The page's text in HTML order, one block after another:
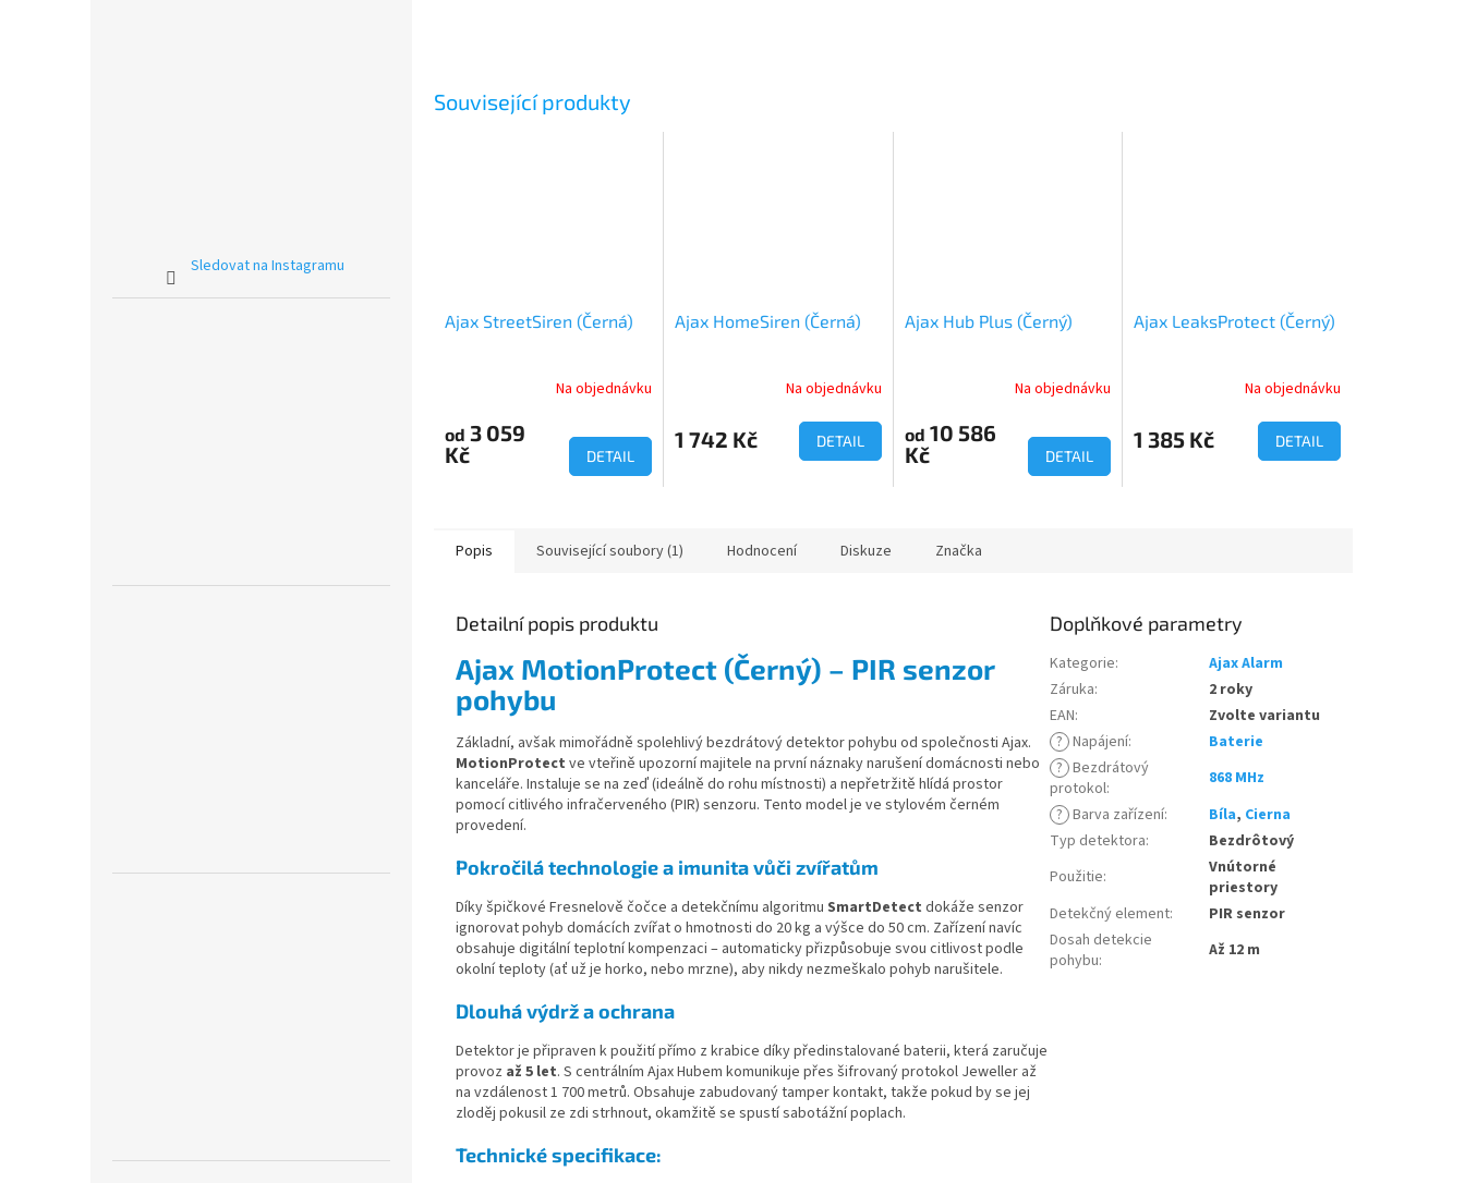
Sledovat na Instagramu
Související produkty
Ajax StreetSiren (Černá)
Na objednávku
od 3 059
Kč
DETAIL
Ajax HomeSiren (Černá)
Na objednávku
1 742 Kč DETAIL
Ajax Hub Plus (Černý)
Na objednávku
od 10 586
Kč
DETAIL
Ajax LeaksProtect (Černý)
Na objednávku
1 385 Kč DETAIL
Popis Související soubory (1) Hodnocení Diskuze Značka
Detailní popis produktu
Ajax MotionProtect (Černý) – PIR senzor
pohybu
Základní, avšak mimořádně spolehlivý bezdrátový detektor pohybu od společnosti Ajax.
MotionProtect ve vteřině upozorní majitele na první náznaky narušení domácnosti nebo
kanceláře. Instaluje se na zeď (ideálně do rohu místnosti) a nepřetržitě hlídá prostor
pomocí citlivého infračerveného (PIR) senzoru. Tento model je ve stylovém černém
provedení.
Pokročilá technologie a imunita vůči zvířatům
Díky špičkové Fresnelově čočce a detekčnímu algoritmu SmartDetect dokáže senzor
ignorovat pohyb domácích zvířat o hmotnosti do 20 kg a výšce do 50 cm. Zařízení navíc
obsahuje digitální teplotní kompenzaci – automaticky přizpůsobuje svou citlivost podle
okolní teploty (ať už je horko, nebo mrzne), aby nikdy nezmeškalo pohyb narušitele.
Dlouhá výdrž a ochrana
Detektor je připraven k použití přímo z krabice díky předinstalované baterii, která zaručuje
provoz až 5 let. S centrálním Ajax Hubem komunikuje přes šifrovaný protokol Jeweller až
na vzdálenost 1 700 metrů. Obsahuje zabudovaný tamper kontakt, takže pokud by se jej
zloděj pokusil ze zdi strhnout, okamžitě se spustí sabotážní poplach.
Technické specifikace:
Doplňkové parametry
Kategorie:
Ajax Alarm
Záruka:
2 roky
EAN:
Zvolte variantu
? Napájení:
Baterie
? Bezdrátový
protokol:
868 MHz
? Barva zařízení: Bíla, Cierna
Typ detektora:
Bezdrôtový
Použitie:
Vnútorné
priestory
Detekčný element:
PIR senzor
Dosah detekcie
pohybu: Až 12 m